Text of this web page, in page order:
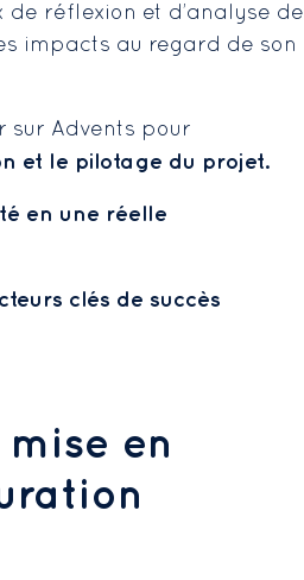
réflexion et d’analyse de
impacts au regard de son
sur Advents pour
et le pilotage du projet.
en une réelle
clés de succès
en